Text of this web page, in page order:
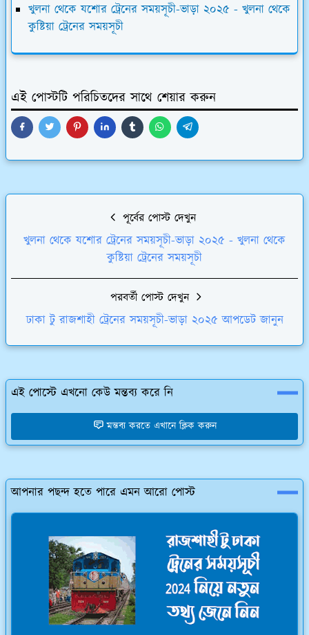
খুলনা থেকে যশোর ট্রেনের সময়সূচী-ভাড়া ২০২৫ - খুলনা থেকে
কুষ্টিয়া ট্রেনের সময়সূচী
এই পোস্টটি পরিচিতদের সাথে শেয়ার করুন
পূর্বের পোস্ট দেখুন
খুলনা থেকে যশোর ট্রেনের সময়সূচী-ভাড়া ২০২৫ - খুলনা থেকে
কুষ্টিয়া ট্রেনের সময়সূচী
পরবর্তী পোস্ট দেখুন
ঢাকা টু রাজশাহী ট্রেনের সময়সূচী-ভাড়া ২০২৫ আপডেট জানুন
এই পোস্টে এখনো কেউ মন্তব্য করে নি
মন্তব্য করতে এখানে ক্লিক করুন
আপনার পছন্দ হতে পারে এমন আরো পোস্ট